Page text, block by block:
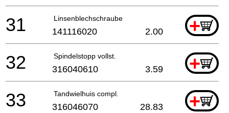
Linsenblechschraube +
31 141116020 2.00
Spindelstopp vollst. +
32 316040610 3.59
Tandwielhuis compl. +
33 316046070 28.83